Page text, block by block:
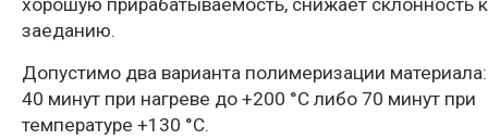
хорошую прирабатываемость, снижает склонность к
заеданию.
Допустимо два варианта полимеризации материала:
40 минут при нагреве до +200 °С либо 70 минут при
температуре +130 °С.